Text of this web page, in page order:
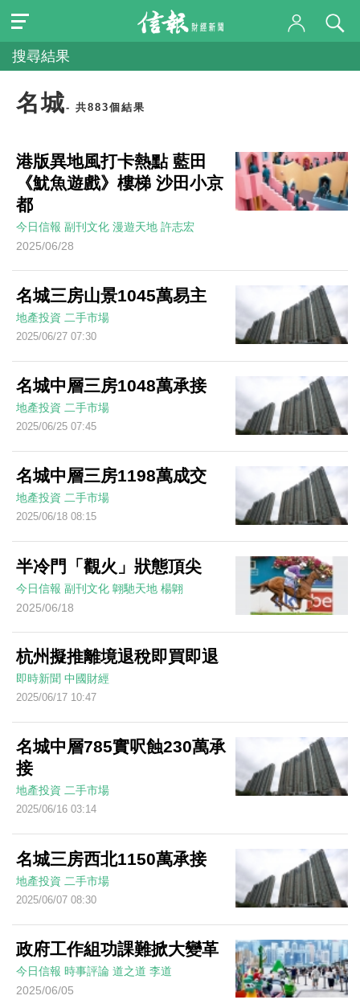
搜尋結果
名城- 共883個結果
港版異地風打卡熱點 藍田
《魷魚遊戲》樓梯 沙田小京
都
今日信報 副刊文化 漫遊天地 許志宏
2025/06/28
名城三房山景1045萬易主
地產投資 二手市場
2025/06/27 07:30
名城中層三房1048萬承接
地產投資 二手市場
2025/06/25 07:45
名城中層三房1198萬成交
地產投資 二手市場
2025/06/18 08:15
半冷門「觀火」狀態頂尖
今日信報 副刊文化 翺馳天地 楊翺
2025/06/18
杭州擬推離境退稅即買即退
即時新聞 中國財經
2025/06/17 10:47
名城中層785實呎蝕230萬承
接
地產投資 二手市場
2025/06/16 03:14
名城三房西北1150萬承接
地產投資 二手市場
2025/06/07 08:30
政府工作組功課難掀大變革
今日信報 時事評論 道之道 李道
2025/06/05